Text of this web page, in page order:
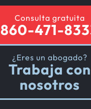
Consulta gratuita
860-471-
¿Eres un abogado?
Trabaja con
nosotros